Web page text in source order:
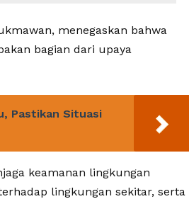
menegaskan bahwa
bagian dari upaya
Pastikan Situasi
keamanan lingkungan
lingkungan sekitar, serta